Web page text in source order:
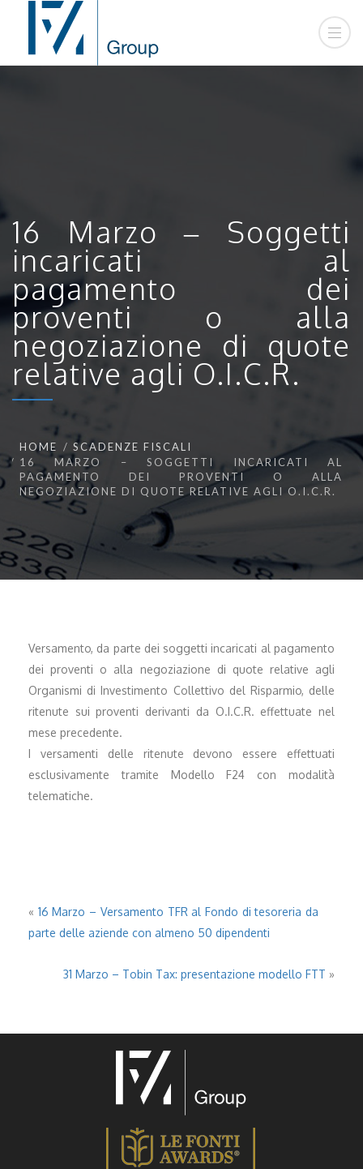
16 Marzo – Soggetti
incaricati al
pagamento dei
proventi o alla
negoziazione di quote
relative agli O.I.C.R.
HOME
SCADENZE FISCALI
16 MARZO – SOGGETTI INCARICATI AL
PAGAMENTO DEI PROVENTI O ALLA
NEGOZIAZIONE DI QUOTE RELATIVE AGLI O.I.C.R.
Versamento, da parte dei soggetti incaricati al pagamento
dei proventi o alla negoziazione di quote relative agli
Organismi di Investimento Collettivo del Risparmio, delle
ritenute sui proventi derivanti da O.I.C.R. effettuate nel
mese precedente.
I versamenti delle ritenute devono essere effettuati
esclusivamente tramite Modello F24 con modalità
telematiche.
« 16 Marzo – Versamento TFR al Fondo di tesoreria da
parte delle aziende con almeno 50 dipendenti
31 Marzo – Tobin Tax: presentazione modello FTT »